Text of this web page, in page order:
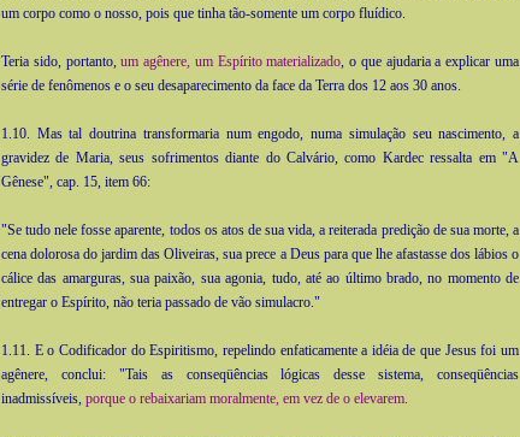
um corpo como o nosso, pois que tinha tão-somente um corpo fluídico.
Teria sido, portanto,um agênere, um Espírito materializado, o que ajudaria a explicar uma
série de fenômenos e o seu desaparecimento da face da Terra dos 12 aos 30 anos.
1.10. Mas tal doutrina transformaria num engodo, numa simulação seu nascimento, a
gravidez de Maria, seus sofrimentos diante do Calvário, como Kardec ressalta em "A
Gênese", cap. 15, item 66:
"Se tudo nele fosse aparente, todos os atos de sua vida, a reiterada predição de sua morte, a
cena dolorosa do jardim das Oliveiras, sua prece a Deus para que lhe afastasse dos lábios o
cálice das amarguras, sua paixão, sua agonia, tudo, até ao último brado, no momento de
entregar o Espírito, não teria passado de vão simulacro."
1.11. E o Codificador do Espiritismo, repelindo enfaticamente a idéia de que Jesus foi um
agênere, conclui: "Tais as conseqüências lógicas desse sistema, conseqüências
inadmissíveis, porque o rebaixariam moralmente, em vez de o elevarem.